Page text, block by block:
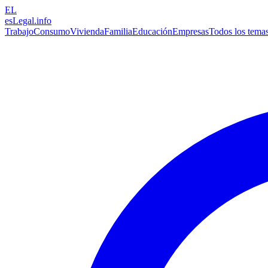
EL
esLegal.info
TrabajoConsumoViviendaFamiliaEducaciónEmpresasTodos los